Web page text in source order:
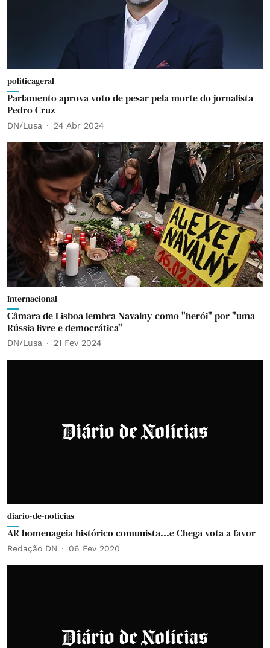
politicageral
Parlamento aprova voto de pesar pela morte do jornalista
Pedro Cruz
DN/Lusa 24 Abr 2024
Internacional
Câmara de Lisboa lembra Navalny como "herói" por "uma
Rússia livre e democrática"
DN/Lusa 21 Fev 2024
diario-de-noticias
AR homenageia histórico comunista...e Chega vota a favor
Redação DN 06 Fev 2020